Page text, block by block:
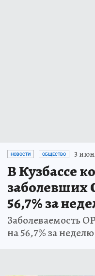
НОВОСТИ ОБЩЕСТВО 3
В Кузбассе
заболевших
56,7% за
Заболеваемость
на 56,7% за неделю